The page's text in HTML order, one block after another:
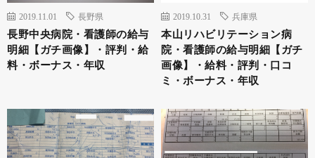
2019.11.01 長野県
長野中央病院・看護師の給与
明細【ガチ画像】・評判・給
料・ボーナス・年収
2019.10.31 兵庫県
本山リハビリテーション病
院・看護師の給与明細【ガチ
画像】・給料・評判・口コ
ミ・ボーナス・年収